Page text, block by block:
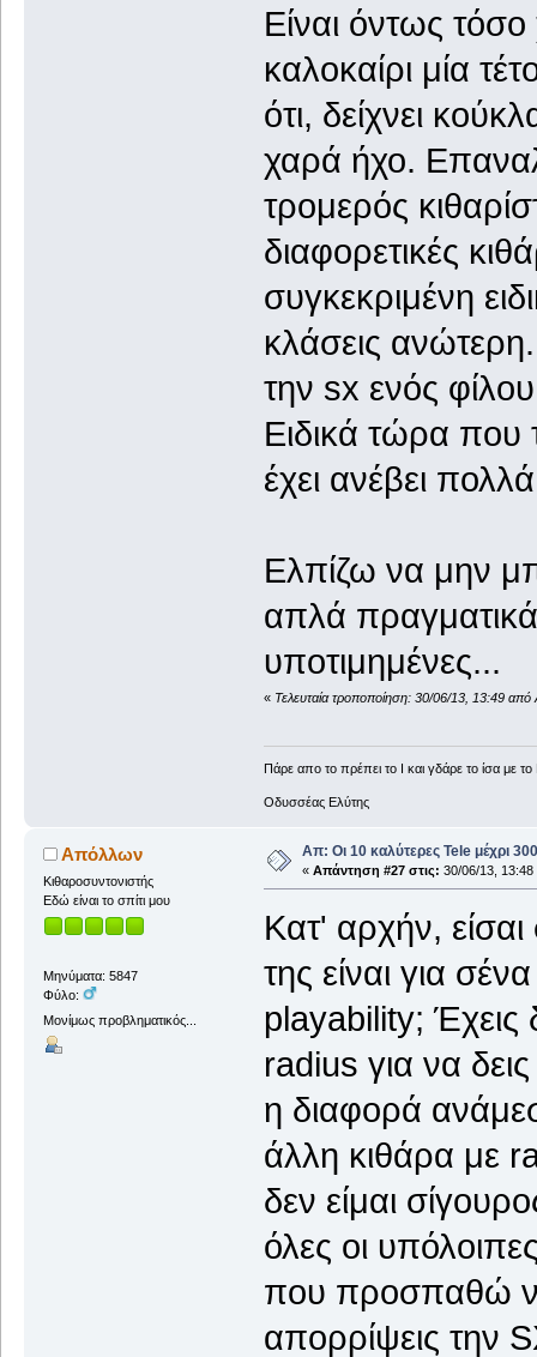
Είναι όντως
καλοκαίρι μία
ότι, δείχνει
χαρά ήχο.
τρομερός
διαφορετικές
συγκεκριμένη
κλάσεις
την sx ενός
Ειδικά τώρα που
έχει ανέβει
Ελπίζω να μην
απλά πραγματικά
υποτιμημένες...
« Τελευταία τροποποίηση: 30/06/13, 13:49
Πάρε απο το πρέπει το Ι και γδάρε το ίσα με
Οδυσσέας Ελύτης
Απόλλων
Κιθαροσυντονιστής
Εδώ είναι το σπίτι μου
Μηνύματα: 5847
Φύλο:
Μονίμως προβληματικός...
Απ: Οι 10 καλύτερες Tele μέχρι
« Απάντηση #27 στις: 30/06/13, 13:48
Kατ' αρχήν,
της είναι για
playability; Έχεις
radius για να
η διαφορά
άλλη κιθάρα με
δεν είμαι
όλες οι
που προσπαθώ
απορρίψεις την